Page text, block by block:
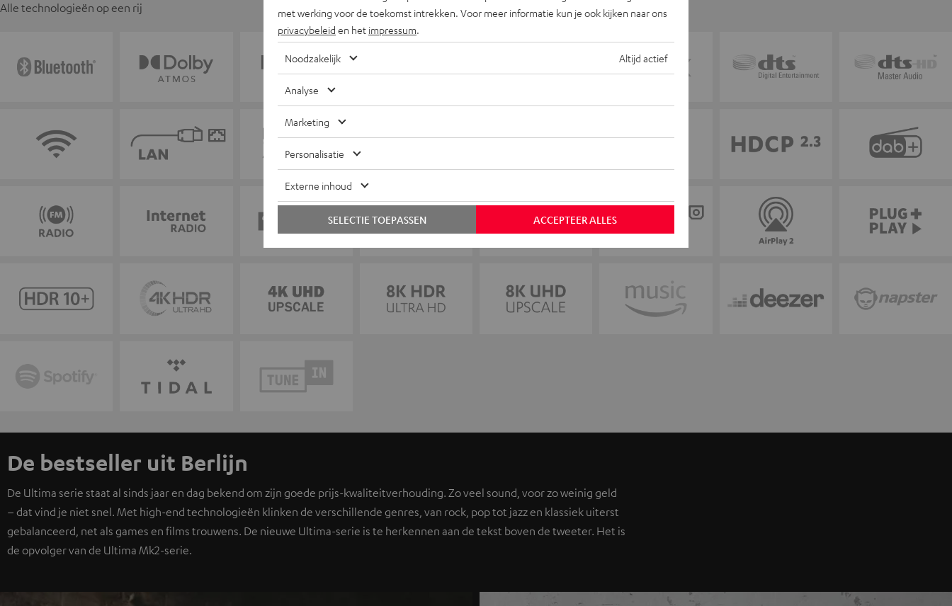
Alle technologieën op een rij
De bestseller uit Berlijn
De Ultima serie staat al sinds jaar en dag bekend om zijn goede prijs-kwaliteitverhouding. Zo veel sound, voor zo weinig geld
– dat vind je niet snel. Met high-end technologieën klinken de verschillende genres, van rock, pop tot jazz en klassiek uiterst
gebalanceerd, net als games en films trouwens. De nieuwe Ultima-serie is te herkennen aan de tekst boven de tweeter. Het is
de opvolger van de Ultima Mk2-serie.
met werking voor de toekomst intrekken. Voor meer informatie kun je ook kijken naar ons
privacybeleid en het impressum
Noodzakelijk Altijd actief
Analyse
Marketing
Personalisatie
Externe inhoud
ACCEPTEER ALLES
SELECTIE TOEPASSEN